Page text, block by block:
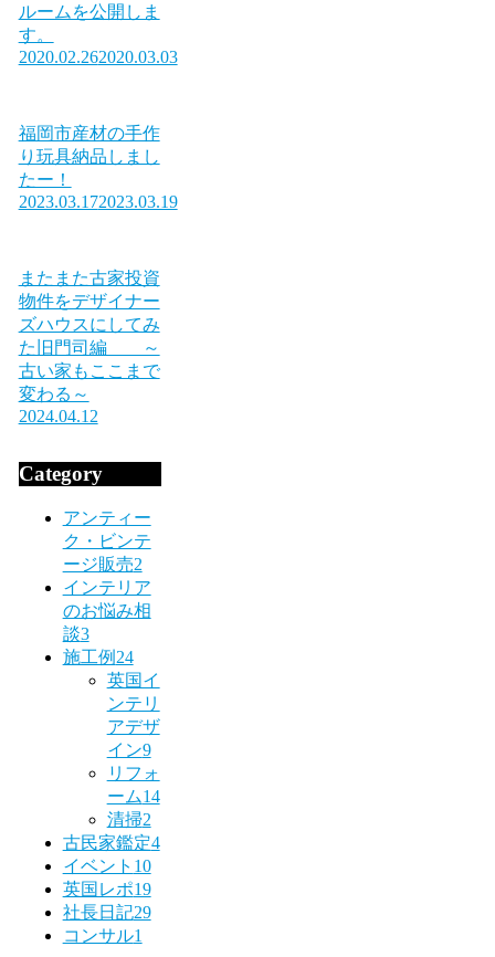
ルームを公開しま
す。
2020.02.262020.03.03
福岡市産材の手作
り玩具納品しまし
たー！
2023.03.172023.03.19
またまた古家投資
物件をデザイナー
ズハウスにしてみ
た旧門司編 ～
古い家もここまで
変わる～
2024.04.12
Category
アンティー
ク・ビンテ
ージ販売2
インテリア
のお悩み相
談3
施工例 24
英国イ
ンテリ
アデザ
イン9
リフォ
ーム14
清掃2
古民家鑑定4
イベント 10
英国レポ19
社長日記29
コンサル1